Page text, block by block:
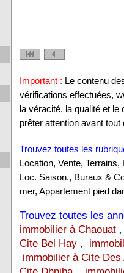
Important : Le contenu
vérifications effectuées,
la véracité, la qualité et
prêter attention avant tout
Trouvez toutes les
Location, Vente,
Loc. Saison., Buraux &
mer, Appartement pied
Trouvez toutes les
immobilier à Chaouat
Cite Bel Hay,
immobilier à Cite Des